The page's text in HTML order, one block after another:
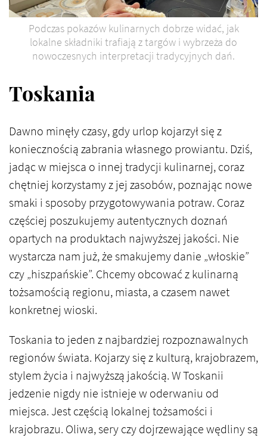
Podczas pokazów kulinarnych dobrze widać, jak
lokalne składniki trafiają z targów i wybrzeża do
nowoczesnych interpretacji tradycyjnych dań.
Toskania
Dawno minęły czasy, gdy urlop kojarzył się z
koniecznością zabrania własnego prowiantu. Dziś,
jadąc w miejsca o innej tradycji kulinarnej, coraz
chętniej korzystamy z jej zasobów, poznając nowe
smaki i sposoby przygotowywania potraw. Coraz
częściej poszukujemy autentycznych doznań
opartych na produktach najwyższej jakości. Nie
wystarcza nam już, że smakujemy danie „włoskie”
czy „hiszpańskie”. Chcemy obcować z kulinarną
tożsamością regionu, miasta, a czasem nawet
konkretnej wioski.
Toskania to jeden z najbardziej rozpoznawalnych
regionów świata. Kojarzy się z kulturą, krajobrazem,
stylem życia i najwyższą jakością. W Toskanii
jedzenie nigdy nie istnieje w oderwaniu od
miejsca. Jest częścią lokalnej tożsamości i
krajobrazu. Oliwa, sery czy dojrzewające wędliny są